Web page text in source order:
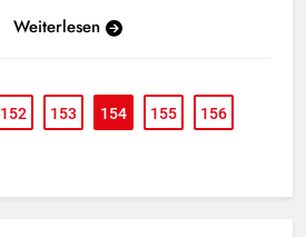
Weiterlesen
152 153 154 155 156